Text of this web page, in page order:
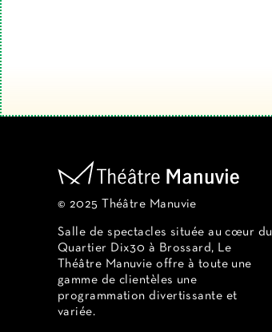
© 2025 Théâtre Manuvie
Salle de spectacles située au cœur du
Quartier Dix30 à Brossard, Le
Théâtre Manuvie offre à toute une
gamme de clientèles une
programmation divertissante et
variée.